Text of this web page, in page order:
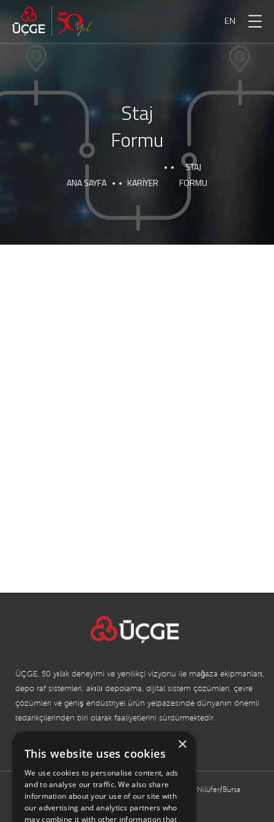
EN
Staj
Formu
ANA SAYFA KARIYER
STAJ
FORMU
ÜÇGE, 50 yıllık deneyimi ve yenilikçi vizyonu ile mağaza ekipmanları,
depo raf sistemleri, akıllı depolama, dijital sistem çözümleri, çevre
çözümleri ve geniş endüstriyel ürün yelpazesinde dünyanın önemli
tedarikçilerinden biri olarak faaliyetlerini sürdürmektedir.
BURSA MERKEZ
Işıktepe Organize Sanayi, Kahverengi Sokak No:16 Nilüfer/Bursa
TÜRKİYE
×
This website uses cookies
We use cookies to personalise content, ads
and to analyse our traffic. We also share
information about your use of our site with
our advertising and analytics partners who
may combine it with other information that